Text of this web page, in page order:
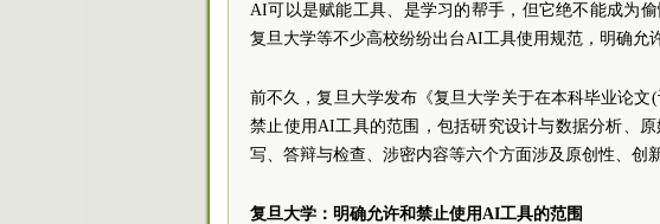
AI可以是赋能工具、是学习的帮手，但它绝不能成为
复旦大学等不少高校纷纷出台AI工具使用规范，明确允
前不久，复旦大学发布《复旦大学关于在本科毕业论
禁止使用AI工具的范围，包括研究设计与数据分析、
写、答辩与检查、涉密内容等六个方面涉及原创性、创
复旦大学：明确允许和禁止使用AI工具的范围